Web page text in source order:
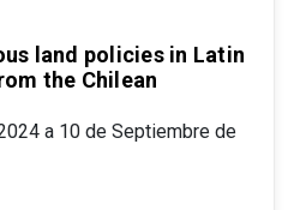
land policies in Latin
the Chilean
a 10 de Septiembre de